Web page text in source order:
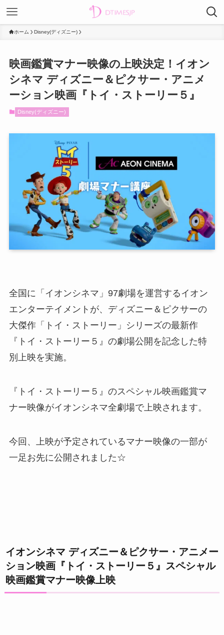
ホーム Disney(ディズニー)
映画鑑賞マナー映像の上映決定！イオン
シネマ ディズニー＆ピクサー・アニメ
ーション映画『トイ・ストーリー５』
Disney(ディズニー)
全国に「イオンシネマ」97劇場を運営するイオン
エンターテイメントが、ディズニー＆ピクサーの
大傑作「トイ・ストーリー」シリーズの最新作
『トイ・ストーリー５』の劇場公開を記念した特
別上映を実施。
『トイ・ストーリー５』のスペシャル映画鑑賞マ
ナー映像がイオンシネマ全劇場で上映されます。
今回、上映が予定されているマナー映像の一部が
一足お先に公開されました☆
イオンシネマ ディズニー＆ピクサー・アニメー
ション映画『トイ・ストーリー５』スペシャル
映画鑑賞マナー映像上映